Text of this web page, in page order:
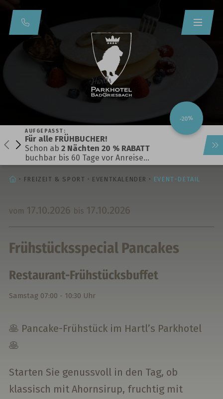
-20%
AUFGEPASST:
Für alle FRÜHBUCHER!
Schon ab 2 Nächten 20 % RABATT
buchbar bis 60 Tage vor Anreise…
STARTSEITE
FREIZEIT & SPORT EVENTKALENDER EVENT-DETAIL
vom 17.10.2026 bis 17.10.2026
Frühstücksspecial Pancakes
Restaurant-Frühstücksbuffet
Samstag 07:00 - 10:30 Uhr
🥞 Pancake-Frühstück im Hartl’s Parkhotel
🥞
Starten Sie genussvoll in den Tag, ob
klassisch mit Ahornsirup, fruchtig mit